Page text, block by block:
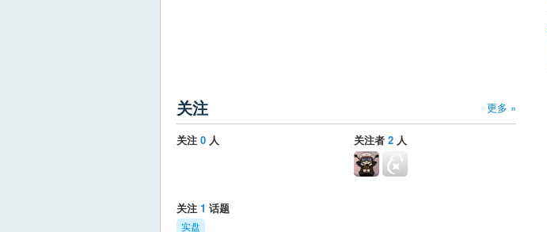
更多 »
关注
关注 0 人 关注者 2 人
关注 1 话题
实盘